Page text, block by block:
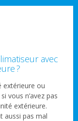
avec
?
extérieure ou
vous n’avez pas
extérieure.
aussi pas mal